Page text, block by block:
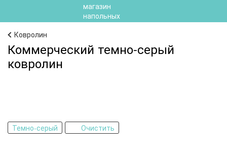
Ковролин
Коммерческий темно-серый
ковролин
Темно-серый Очистить